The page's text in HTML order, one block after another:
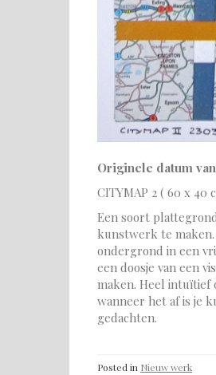
Originele datum
CITYMAP 2 ( 60 x 40
Een soort
kunstwerk te maken.
ondergrond in een
een doosje van een
maken. Heel intuïtief
wanneer het af is je
gedachten.
Posted in Nieuw werk